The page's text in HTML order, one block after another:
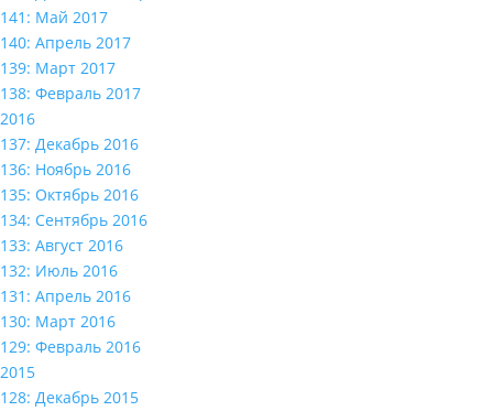
141: Май 2017
140: Апрель 2017
139: Март 2017
138: Февраль 2017
2016
137: Декабрь 2016
136: Ноябрь 2016
135: Октябрь 2016
134: Сентябрь 2016
133: Август 2016
132: Июль 2016
131: Апрель 2016
130: Март 2016
129: Февраль 2016
2015
128: Декабрь 2015